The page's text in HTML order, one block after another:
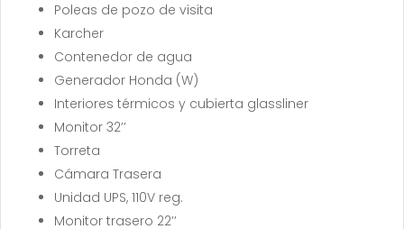
Poleas de pozo de visita
Karcher
Contenedor de agua
Generador Honda (W)
Interiores térmicos y cubierta glassliner
Monitor 32’’
Torreta
Cámara Trasera
Unidad UPS, 110V reg.
Monitor trasero 22’’